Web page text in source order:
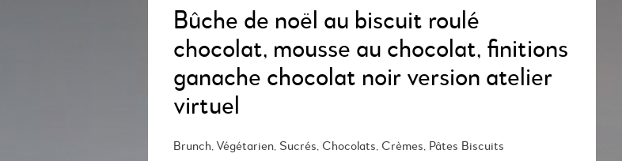
Bûche de noël au biscuit roulé
chocolat, mousse au chocolat, finitions
ganache chocolat noir version atelier
virtuel
Brunch, Végétarien, Sucrés, Chocolats, Crèmes, Pâtes Biscuits